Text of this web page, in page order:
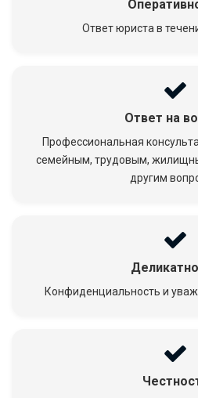
Ответ юриста в
Ответ на
Профессиональная
семейным, трудовым,
другим
Конфиденциальность и